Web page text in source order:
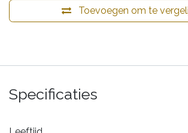
Toevoegen om te
Specificaties